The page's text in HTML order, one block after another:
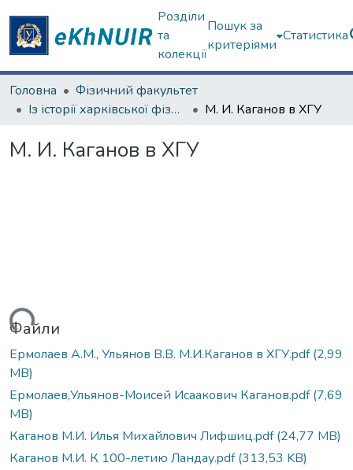
Розділи
та
колекції
Пошук за
критеріями
Статистика
Головна
Фізичний факультет
Із історії харківської фізичної школи
М. И. Каганов в ХГУ
М. И. Каганов в ХГУ
Файли
Ермолаев А.М., Ульянов В.В. М.И.Каганов в ХГУ.pdf(2,99
MB)
Ермолаев,Ульянов-Моисей Исаакович Каганов.pdf(7,69
MB)
Каганов М.И. Илья Михайлович Лифшиц.pdf(24,77 MB)
Каганов М.И. К 100-летию Ландау.pdf(313,53 KB)